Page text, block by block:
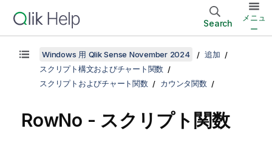
Search
メニュ
ー
Windows 用 Qlik Sense November 2024
追加
スクリプト構文およびチャート関数
スクリプトおよびチャート関数
カウンタ関数
RowNo - スクリプト関数